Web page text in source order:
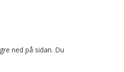
ned på sidan. Du